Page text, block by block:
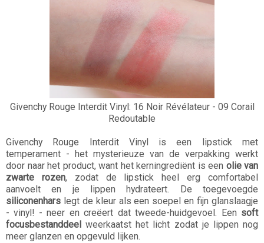
Givenchy Rouge Interdit Vinyl: 16 Noir Révélateur - 09 Corail
Redoutable
Givenchy Rouge Interdit Vinyl is een lipstick met
temperament - het mysterieuze van de verpakking werkt
door naar het product, want het kerningrediënt is een olie van
zwarte rozen, zodat de lipstick heel erg comfortabel
aanvoelt en je lippen hydrateert. De toegevoegde
siliconenhars legt de kleur als een soepel en fijn glanslaagje
- vinyl! - neer en creëert dat tweede-huidgevoel. Een soft
focusbestanddeel weerkaatst het licht zodat je lippen nog
meer glanzen en opgevuld lijken.